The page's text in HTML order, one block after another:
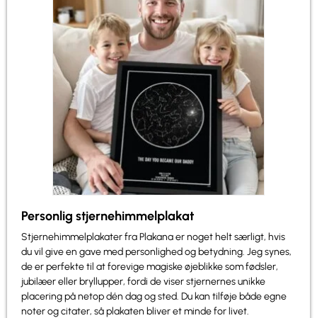
Personlig stjernehimmelplakat
Stjernehimmelplakater fra Plakana er noget helt særligt, hvis
du vil give en gave med personlighed og betydning. Jeg synes,
de er perfekte til at forevige magiske øjeblikke som fødsler,
jubilæer eller bryllupper, fordi de viser stjernernes unikke
placering på netop dén dag og sted. Du kan tilføje både egne
noter og citater, så plakaten bliver et minde for livet.